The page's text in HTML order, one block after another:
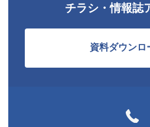
チラシ・情報誌
資料ダウンロ